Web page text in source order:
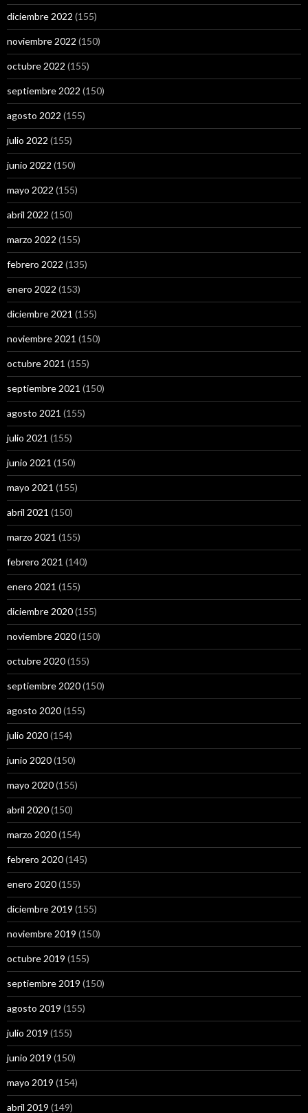
diciembre 2022 (155)
noviembre 2022 (150)
octubre 2022 (155)
septiembre 2022 (150)
agosto 2022 (155)
julio 2022 (155)
junio 2022 (150)
mayo 2022 (155)
abril 2022 (150)
marzo 2022 (155)
febrero 2022 (135)
enero 2022 (153)
diciembre 2021 (155)
noviembre 2021 (150)
octubre 2021 (155)
septiembre 2021 (150)
agosto 2021 (155)
julio 2021 (155)
junio 2021 (150)
mayo 2021 (155)
abril 2021 (150)
marzo 2021 (155)
febrero 2021 (140)
enero 2021 (155)
diciembre 2020(155)
noviembre 2020(150)
octubre 2020(155)
septiembre 2020(150)
agosto 2020(155)
julio 2020(154)
junio 2020(150)
mayo 2020(155)
abril 2020(150)
marzo 2020(154)
febrero 2020(145)
enero 2020(155)
diciembre 2019 (155)
noviembre 2019 (150)
octubre 2019 (155)
septiembre 2019 (150)
agosto 2019 (155)
julio 2019 (155)
junio 2019 (150)
mayo 2019 (154)
abril 2019 (149)